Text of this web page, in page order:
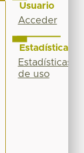
Usuario
Acceder
Estadísticas
Estadísticas
de uso